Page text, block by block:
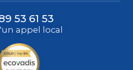
53 61 53
appel local